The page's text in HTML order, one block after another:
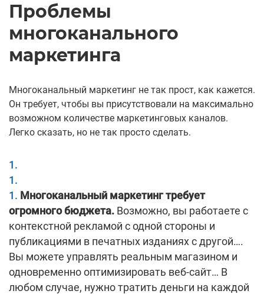
Проблемы
многоканального
маркетинга
Многоканальный маркетинг не так прост, как кажется.
Он требует, чтобы вы присутствовали на максимально
возможном количестве маркетинговых каналов.
Легко сказать, но не так просто сделать.
Многоканальный маркетинг требует
огромного бюджета. Возможно, вы работаете с
контекстной рекламой с одной стороны и
публикациями в печатных изданиях с другой….
Вы можете управлять реальным магазином и
одновременно оптимизировать веб-сайт… В
любом случае, нужно тратить деньги на каждой